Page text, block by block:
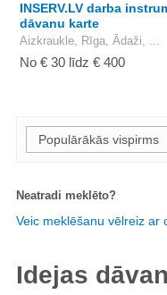
INSERV.LV darba
dāvanu karte
Aizkraukle, Rīga, Ādaži, ...
No € 30 līdz € 400
Populārākās vispirms
Neatradi meklēto?
Veic meklēšanu vēlreiz ar
Idejas